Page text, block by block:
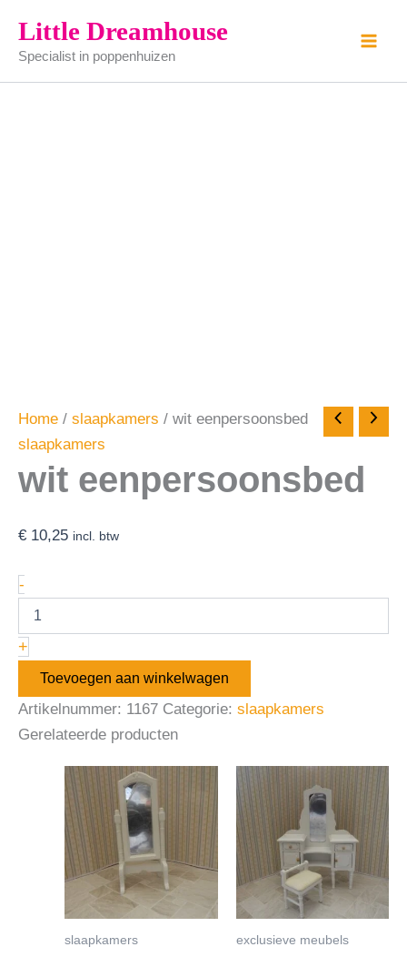
naar
inhoud
Little Dreamhouse
Specialist in poppenhuizen
Home / slaapkamers / wit eenpersoonsbed
slaapkamers
wit eenpersoonsbed
€ 10,25 incl. btw
-
eenpersoonsbed
aantal
+
Toevoegen aan winkelwagen
Artikelnummer: 1167 Categorie: slaapkamers
Gerelateerde producten
slaapkamers exclusieve meubels